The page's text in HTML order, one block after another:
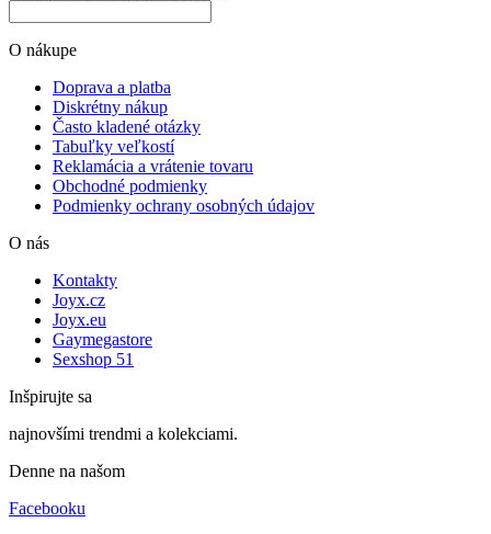
O nákupe
Doprava a platba
Diskrétny nákup
Často kladené otázky
Tabuľky veľkostí
Reklamácia a vrátenie tovaru
Obchodné podmienky
Podmienky ochrany osobných údajov
O nás
Kontakty
Joyx.cz
Joyx.eu
Gaymegastore
Sexshop 51
Inšpirujte sa
najnovšími trendmi a kolekciami.
Denne na našom
Facebooku